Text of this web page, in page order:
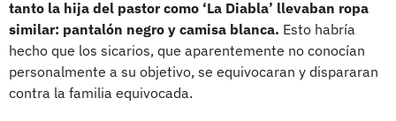
tanto la hija del pastor como ‘La Diabla’ llevaban ropa
similar: pantalón negro y camisa blanca. Esto habría
hecho que los sicarios, que aparentemente no conocían
personalmente a su objetivo, se equivocaran y dispararan
contra la familia equivocada.